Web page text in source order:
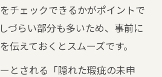
チェックできるかがポイントで
づらい部分も多いため、事前に
伝えておくとスムーズです。
とされる「隠れた瑕疵の未申